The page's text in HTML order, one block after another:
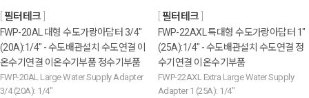
필터테크
FWP-20AL 대형 수도가랑아답터 3/4"
(20A):1/4" - 수도배관설치 수도연결 이
온수기연결 이온수기부품 정수기부품
FWP-20AL Large Water Supply Adapter
3/4 (20A): 1/4"
필터테크
FWP-22AXL 특대형 수도가랑아답터 1"
(25A):1/4" - 수도배관설치 수도연결 정
수기연결 이온수기부품
FWP-22AXL Extra Large Water Supply
Adapter 1 (25A): 1/4"